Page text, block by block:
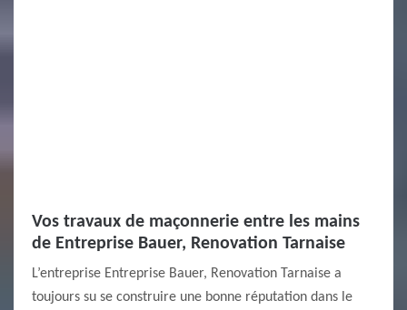
Vos travaux de maçonnerie entre les mains
de Entreprise Bauer, Renovation Tarnaise
L’entreprise Entreprise Bauer, Renovation Tarnaise a
toujours su se construire une bonne réputation dans le